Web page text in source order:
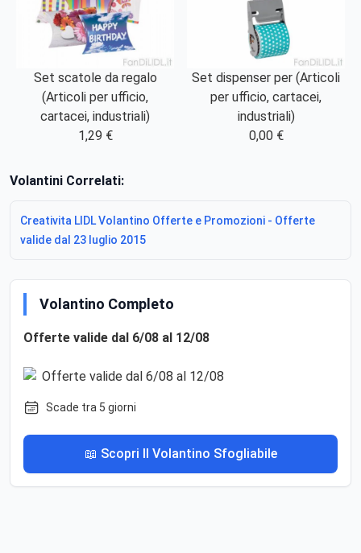
Set scatole da regalo
(Articoli per ufficio,
cartacei, industriali)
1,29 €
Set dispenser per (Articoli
per ufficio, cartacei,
industriali)
0,00 €
Volantini Correlati:
Creativita LIDL Volantino Offerte e Promozioni - Offerte
valide dal 23 luglio 2015
Volantino Completo
Offerte valide dal 6/08 al 12/08
Scade tra 5 giorni
📖 Scopri Il Volantino Sfogliabile